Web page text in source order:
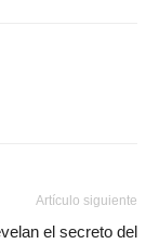
Artículo siguiente
el secreto del